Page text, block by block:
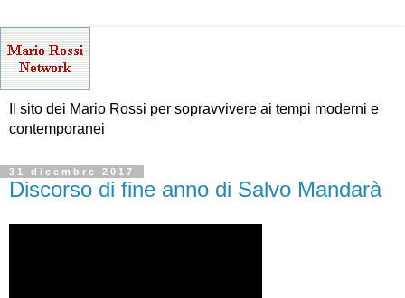
Il sito dei Mario Rossi per sopravvivere ai tempi moderni e
contemporanei
31 dicembre 2017
Discorso di fine anno di Salvo Mandarà